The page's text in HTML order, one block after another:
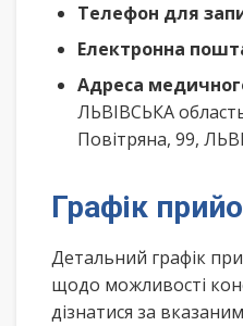
Телефон для
Електронна
Адреса
ЛЬВІВСЬКА
Повітряна, 99,
Графік
Детальний графік
щодо можливості
дізнатися за